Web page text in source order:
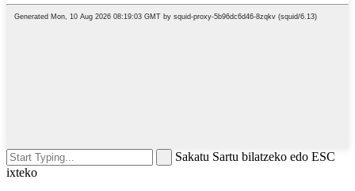
Sakatu Sartu bilatzeko edo ESC
ixteko